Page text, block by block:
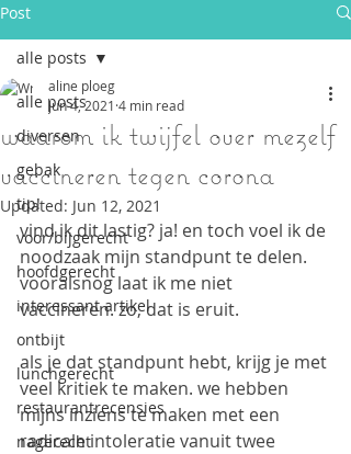
Post
alle posts
diversen
gebak
tip!
voor/bijgerecht
hoofdgerecht
interessant artikel
ontbijt
lunchgerecht
restaurantrecensies
nagerecht
alle posts
waarom ik twijfel over mezelf
vaccineren tegen corona
aline ploeg
Jun 4, 2021 4 min read
Updated: Jun 12, 2021
vind ik dit lastig? ja! en toch voel ik de
noodzaak mijn standpunt te delen.
vooralsnog laat ik me niet
vaccineren. zo, dat is eruit.
als je dat standpunt hebt, krijg je met
veel kritiek te maken. we hebben
mijns inziens te maken met een
radicale intoleratie vanuit twee